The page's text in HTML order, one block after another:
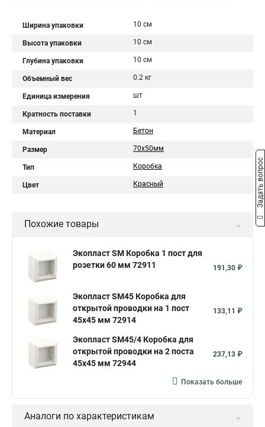
Ширина упаковки 10 см
Высота упаковки 10 см
Глубина упаковки 10 см
Объемный вес 0.2 кг
Единица измерения шт
Кратность поставки 1
Материал Бетон
Размер 70х50мм
Тип Коробка
Цвет Красный
Похожие товары
Экопласт SM Коробка 1 пост для
розетки 60 мм 72911
191,30 ₽
Экопласт SM45 Коробка для
открытой проводки на 1 пост
45х45 мм 72914
133,11 ₽
Экопласт SM45/4 Коробка для
открытой проводки на 2 поста
45х45 мм 72944
237,13 ₽
Показать больше
Аналоги по характеристикам
Задать вопрос